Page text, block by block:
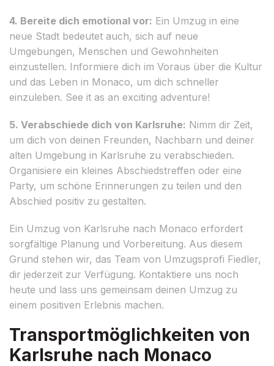
4. Bereite dich emotional vor: Ein Umzug in eine
neue Stadt bedeutet auch, sich auf neue
Umgebungen, Menschen und Gewohnheiten
einzustellen. Informiere dich im Voraus über die Kultur
und das Leben in Monaco, um dich schneller
einzuleben. See it as an exciting adventure!
5. Verabschiede dich von Karlsruhe: Nimm dir Zeit,
um dich von deinen Freunden, Nachbarn und deiner
alten Umgebung in Karlsruhe zu verabschieden.
Organisiere ein kleines Abschiedstreffen oder eine
Party, um schöne Erinnerungen zu teilen und den
Abschied positiv zu gestalten.
Ein Umzug von Karlsruhe nach Monaco erfordert
sorgfältige Planung und Vorbereitung. Aus diesem
Grund stehen wir, das Team von Umzugsprofi Fiedler,
dir jederzeit zur Verfügung. Kontaktiere uns noch
heute und lass uns gemeinsam deinen Umzug zu
einem positiven Erlebnis machen.
Transportmöglichkeiten von
Karlsruhe nach Monaco